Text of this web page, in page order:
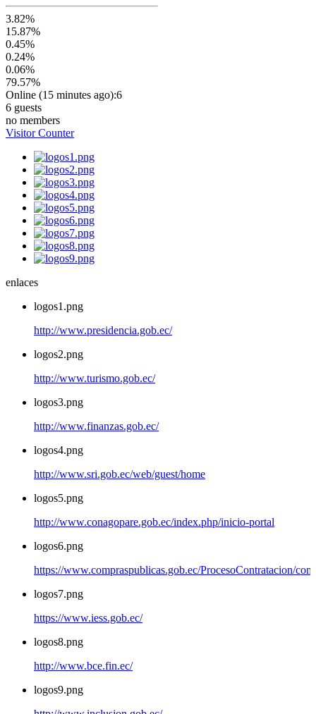
3.82%
15.87%
0.45%
0.24%
0.06%
79.57%
Online (15 minutes ago):6
6 guests
no members
Visitor Counter
enlaces
logos1.png
http://www.presidencia.gob.ec/
logos2.png
http://www.turismo.gob.ec/
logos3.png
http://www.finanzas.gob.ec/
logos4.png
http://www.sri.gob.ec/web/guest/home
logos5.png
http://www.conagopare.gob.ec/index.php/inicio-portal
logos6.png
https://www.compraspublicas.gob.ec/ProcesoContratacion/
logos7.png
https://www.iess.gob.ec/
logos8.png
http://www.bce.fin.ec/
logos9.png